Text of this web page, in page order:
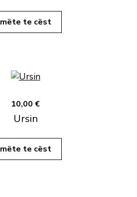
mëte te cëst
10,00 €
Ursin
mëte te cëst